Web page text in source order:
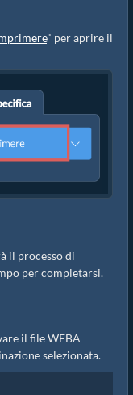
" per aprire il
il processo di
per completarsi.
il file WEBA
selezionata.